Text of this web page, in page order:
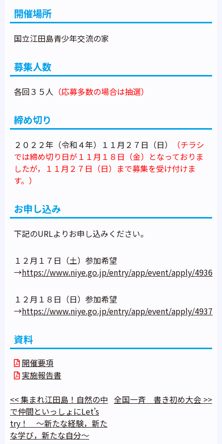
開催場所
国立江田島青少年交流の家
募集人数
各回３５人 （応募多数の場合は抽選）
締め切り
２０２２年（令和４年）１１月２７日（日）
（チラシ
では締め切り日が１１月１８日（金）となっておりま
したが，１１月２７日（日）まで募集を受け付けま
す。）
お申し込み
下記のURLよりお申し込みください。
１２月１７日（土）参加希望
→https://www.niye.go.jp/entry/app/event/apply/4936
１２月１８日（日）参加希望
→https://www.niye.go.jp/entry/app/event/apply/4937
資料
開催要項
実施報告書
<<集まれ江田島！自然の中
で仲間といっしょにLet’s
try！ ～新たな経験，新た
な学び，新たな自分～
全国一斉 書き初め大会 >>